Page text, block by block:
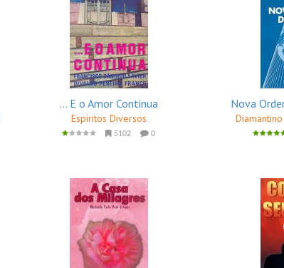
... E o Amor Continua
Espiritos Diversos
5102 0
Nova